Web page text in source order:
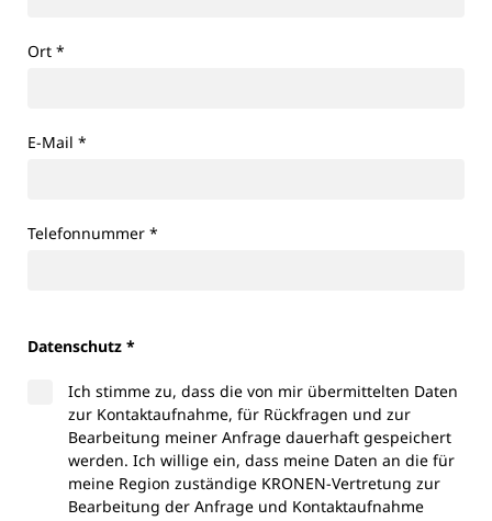
Ort *
E-Mail *
Telefonnummer *
Datenschutz *
Ich stimme zu, dass die von mir übermittelten Daten
zur Kontaktaufnahme, für Rückfragen und zur
Bearbeitung meiner Anfrage dauerhaft gespeichert
werden. Ich willige ein, dass meine Daten an die für
meine Region zuständige KRONEN-Vertretung zur
Bearbeitung der Anfrage und Kontaktaufnahme